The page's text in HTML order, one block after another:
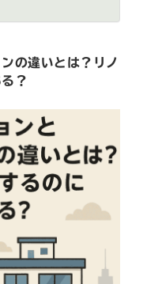
の違いとは？リノ
？